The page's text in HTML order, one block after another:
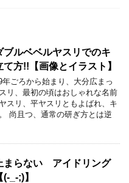
ブルベベルヤスリでのキ
方!!【画像とイラスト】
ごろから始まり、大分広まっ
リ、最初の頃はおしゃれな名前
スリ、平ヤスリともよばれ、キ
尚且つ、通常の研ぎ方とは逆
まらない アイドリング
_-;)】